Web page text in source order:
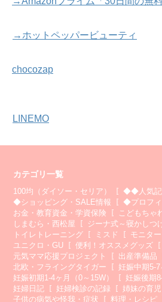
→ホットペッパービューティ
chocozap
LINEMO
カテゴリ一覧
100均（ダイソー・セリア）
◆◆人気記
◆ショッピング・SALE情報
◆プロフ
お金・教育資金・学資保険
こどもちゃ
しまむら・西松屋
ジーナ式～寝かしつ
トイレトレーニング
ミスド
モニタ
ユニクロ・GU
便利！オススメグッズ
元気ママ応援プロジェクト
出産準備品
北欧・フライングタイガー
妊娠中期5-7
妊娠初期1-4ヶ月（0～15W）
妊娠後期
妊婦日記
妊婦検診の記録
姉妹の育
子供の病気や怪我・症状
料理・レシピ